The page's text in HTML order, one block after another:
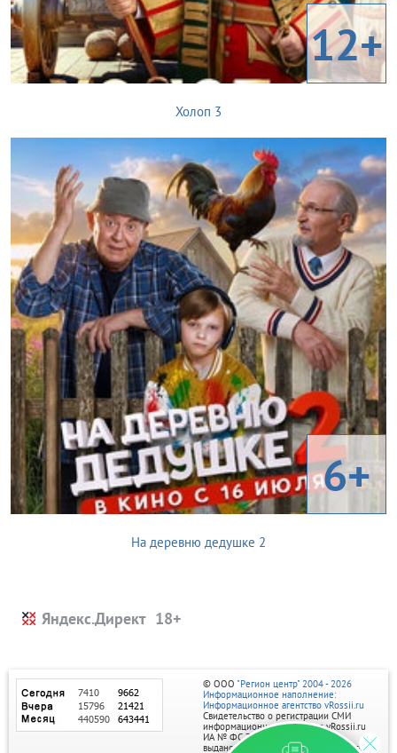
12+
Холоп 3
6+
На деревню дедушке 2
Яндекс.Директ
© ООО "Регион центр" 2004 - 2026
Информационное наполнение:
Информационное агентство vRossii.ru
Свидетельство о регистрации СМИ
информационного агентства vRossii.ru
ИА № ФС 77‑35502
выдано РОСКОМНАДЗОРом 04 марта